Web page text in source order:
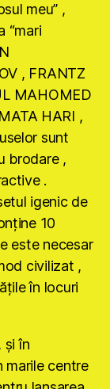
meu” ,
“mari
, FRANTZ
MAHOMED
HARI ,
sunt
brodare ,
.
igenic de
10
este necesar
civilizat ,
în locuri
şi în
marile centre